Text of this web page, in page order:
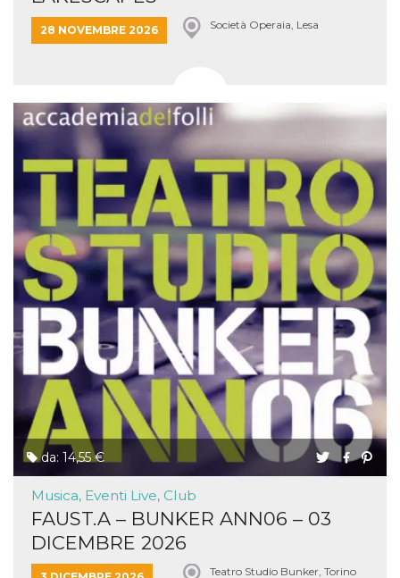
28 NOVEMBRE 2026 Società Operaia, Lesa
da: 14,55 €
Musica, Eventi Live, Club
FAUST.A – BUNKER ANN06 – 03
DICEMBRE 2026
Teatro Studio Bunker, Torino